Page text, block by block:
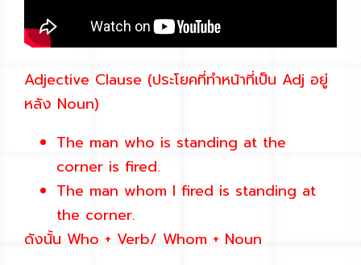
Adjective Clause (ประโยคที่ทำหน้าที่เป็น Adj อยู่
หลัง Noun)
The man who is standing at the
corner is fired.
The man whom I fired is standing at
the corner.
ดังนั้น Who + Verb/ Whom + Noun